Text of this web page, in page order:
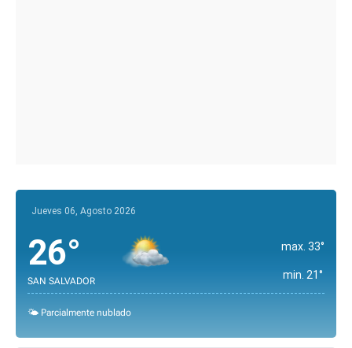
Jueves 06, Agosto 2026
26°
SAN SALVADOR
max. 33°
min. 21°
🌤️ Parcialmente nublado